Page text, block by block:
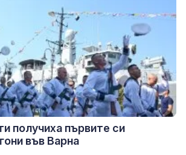
получиха първите си
във Варна